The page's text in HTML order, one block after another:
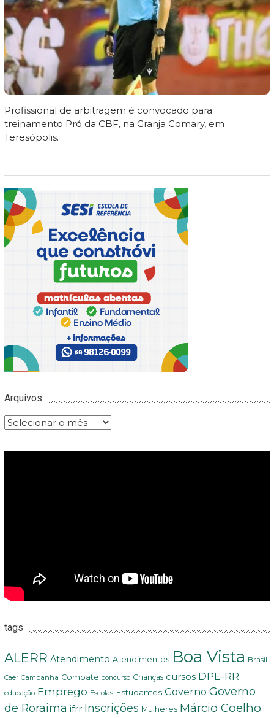
Profissional de arbitragem é convocado para
treinamento Pró da CBF, na Granja Comary, em
Teresópolis.
Arquivos
Arquivos
tags
ALERR Atendimento Atendimentos Boa Vista Brasil
Caer Campanha Combate concurso Crianças cursos DPE-RR
educação Emprego Escolas Estudantes Governo Governo
de Roraima ifrr Inscrições Mulheres Márcio Coelho